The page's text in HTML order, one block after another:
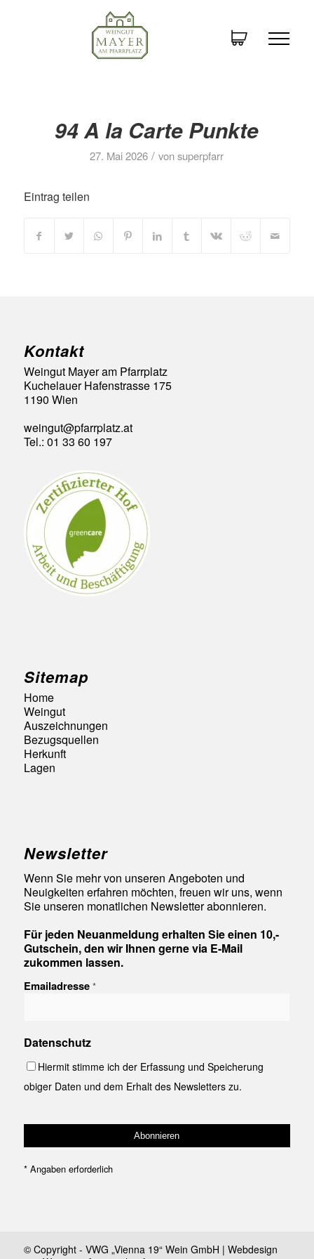
94 A la Carte Punkte
27. Mai 2026 / vonsuperpfarr
Eintrag teilen
Kontakt
Weingut Mayer am Pfarrplatz
Kuchelauer Hafenstrasse 175
1190 Wien
weingut@pfarrplatz.at
Tel.: 01 33 60 197
Sitemap
Home
Weingut
Auszeichnungen
Bezugsquellen
Herkunft
Lagen
Newsletter
Wenn Sie mehr von unseren Angeboten und
Neuigkeiten erfahren möchten, freuen wir uns, wenn
Sie unseren monatlichen Newsletter abonnieren.
Für jeden Neuanmeldung erhalten Sie einen 10,-
Gutschein, den wir Ihnen gerne via E-Mail
zukommen lassen.
Emailadresse *
Datenschutz
Hiermit stimme ich der Erfassung und Speicherung
obiger Daten und dem Erhalt des Newsletters zu.
*Angaben erforderlich
© Copyright - VWG „Vienna 19“ Wein GmbH | Webdesign